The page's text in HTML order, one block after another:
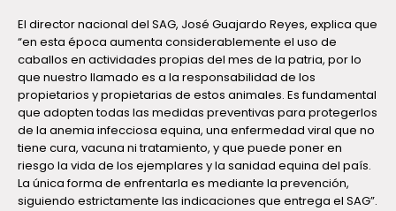
El director nacional del SAG, José Guajardo Reyes, explica que
“en esta época aumenta considerablemente el uso de
caballos en actividades propias del mes de la patria, por lo
que nuestro llamado es a la responsabilidad de los
propietarios y propietarias de estos animales. Es fundamental
que adopten todas las medidas preventivas para protegerlos
de la anemia infecciosa equina, una enfermedad viral que no
tiene cura, vacuna ni tratamiento, y que puede poner en
riesgo la vida de los ejemplares y la sanidad equina del país.
La única forma de enfrentarla es mediante la prevención,
siguiendo estrictamente las indicaciones que entrega el SAG”.